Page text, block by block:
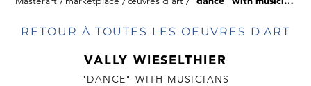
RETOUR À TOUTES LES OEUVRES D'ART
VALLY WIESELTHIER
"DANCE" WITH MUSICIANS